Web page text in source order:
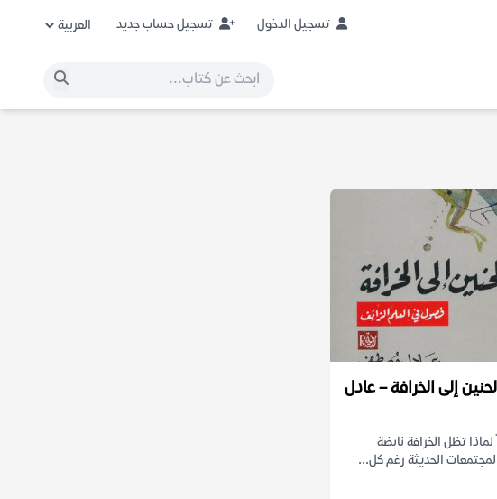
تسجيل الدخول تسجيل حساب جديد
إلى الخرافة – عادل
تظل الخرافة نابضة
الحديثة رغم كل...